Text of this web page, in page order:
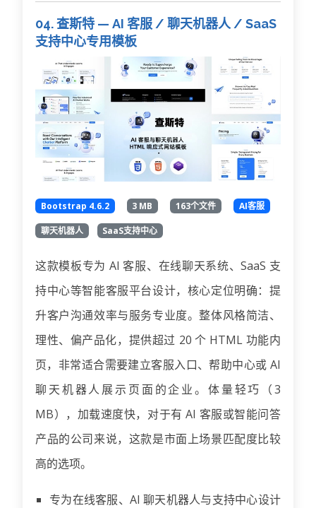
04. 查斯特 — AI 客服 / 聊天机器人 / SaaS
支持中心专用模板
Bootstrap 4.6.2 3 MB 163个文件 AI客服
聊天机器人 SaaS支持中心
这款模板专为 AI 客服、在线聊天系统、SaaS 支
持中心等智能客服平台设计，核心定位明确：提
升客户沟通效率与服务专业度。整体风格简洁、
理性、偏产品化，提供超过 20 个 HTML 功能内
页，非常适合需要建立客服入口、帮助中心或 AI
聊天机器人展示页面的企业。体量轻巧（3
MB），加载速度快，对于有 AI 客服或智能问答
产品的公司来说，这款是市面上场景匹配度比较
高的选项。
专为在线客服、AI 聊天机器人与支持中心设计